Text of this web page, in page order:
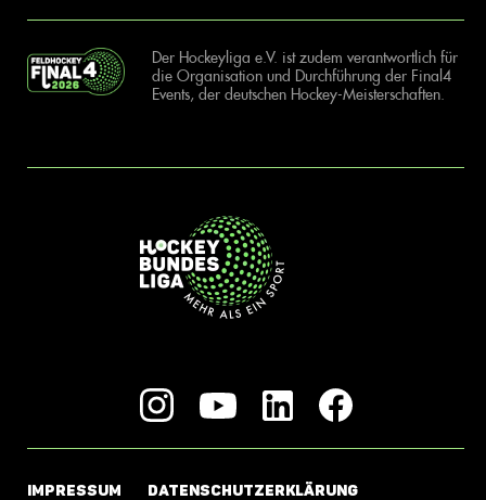
Der Hockeyliga e.V. ist zudem verantwortlich für
die Organisation und Durchführung der Final4
Events, der deutschen Hockey-Meisterschaften.
IMPRESSUM DATENSCHUTZERKLÄRUNG